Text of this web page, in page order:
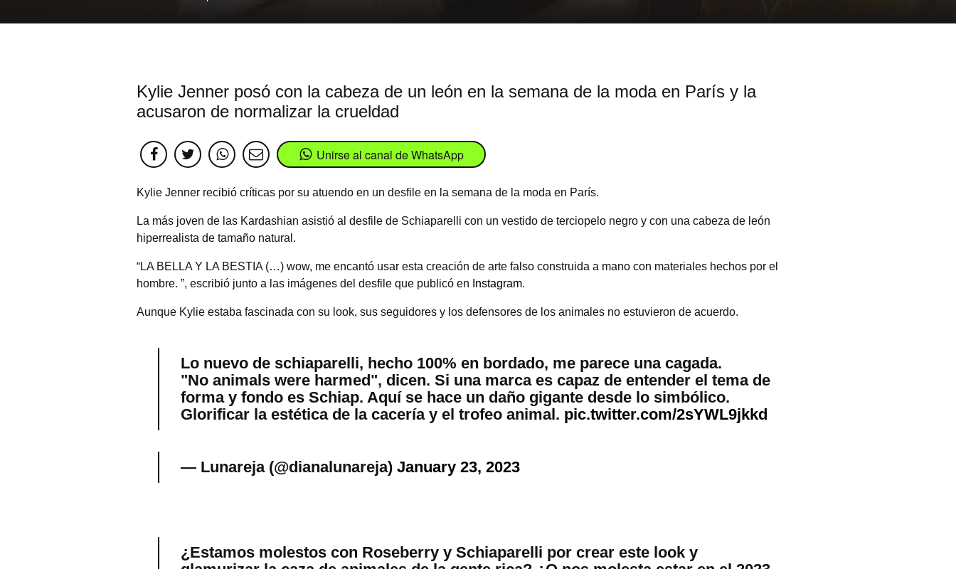
Kylie Jenner posó con la cabeza de un león en la semana de la moda en París y la
acusaron de normalizar la crueldad
Unirse al canal de WhatsApp
Kylie Jenner recibió críticas por su atuendo en un desfile en la semana de la moda en París.
La más joven de las Kardashian asistió al desfile de Schiaparelli con un vestido de terciopelo negro y con una cabeza de león
hiperrealista de tamaño natural.
“LA BELLA Y LA BESTIA (…) wow, me encantó usar esta creación de arte falso construida a mano con materiales hechos por el
hombre. ”, escribió junto a las imágenes del desfile que publicó en Instagram.
Aunque Kylie estaba fascinada con su look, sus seguidores y los defensores de los animales no estuvieron de acuerdo.
Lo nuevo de schiaparelli, hecho 100% en bordado, me parece una cagada.
"No animals were harmed", dicen. Si una marca es capaz de entender el tema de
forma y fondo es Schiap. Aquí se hace un daño gigante desde lo simbólico.
Glorificar la estética de la cacería y el trofeo animal. pic.twitter.com/2sYWL9jkkd
— Lunareja (@dianalunareja) January 23, 2023
¿Estamos molestos con Roseberry y Schiaparelli por crear este look y